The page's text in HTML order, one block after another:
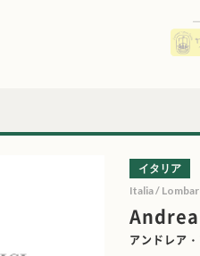
アンドレア
イタリア
Italia /